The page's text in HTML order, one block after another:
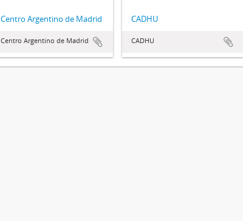
Centro Argentino de Madrid
Centro Argentino de Madrid
CADHU
CADHU